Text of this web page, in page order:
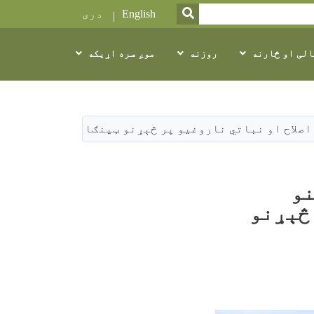
SEARCH
English دری
او څارنه روزنه موږ سره اړیکه
او نباتي ناروغیو پر څېړنو ټینګار وشو